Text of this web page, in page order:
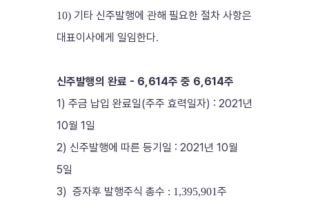
10) 기타 신주발행에 관해 필요한 절차 사항은
대표이사에게 일임한다.
신주발행의 완료 - 6,614주 중 6,614주
1) 주금 납입 완료일(주주 효력일자) : 2021년
10월 1일
2) 신주발행에 따른 등기일 : 2021년 10월
5일
3) 증자후 발행주식 총수 : 1,395,901주